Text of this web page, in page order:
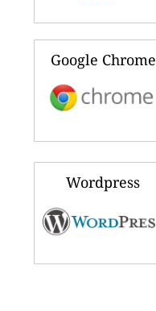
Google Chrome
Wordpress